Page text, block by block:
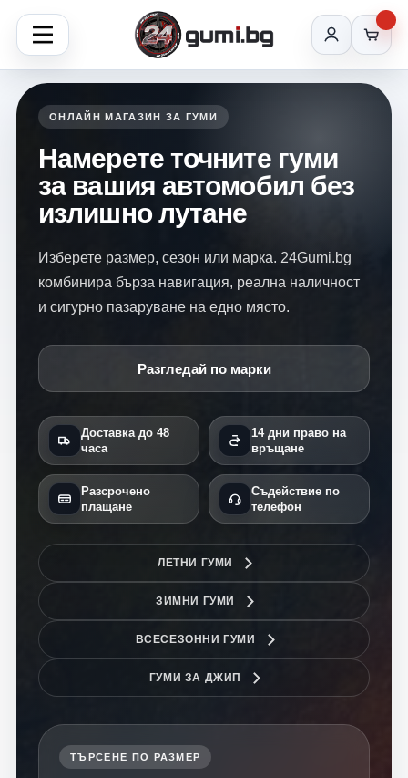
ОНЛАЙН МАГАЗИН ЗА ГУМИ
Намерете точните гуми
за вашия автомобил без
излишно лутане
Изберете размер, сезон или марка. 24Gumi.bg
комбинира бърза навигация, реална наличност
и сигурно пазаруване на едно място.
Разгледай по марки
Доставка до 48
часа
14 дни право на
връщане
Разсрочено
плащане
Съдействие по
телефон
ЛЕТНИ ГУМИ
ЗИМНИ ГУМИ
ВСЕСЕЗОННИ ГУМИ
ГУМИ ЗА ДЖИП
ТЪРСЕНЕ ПО РАЗМЕР